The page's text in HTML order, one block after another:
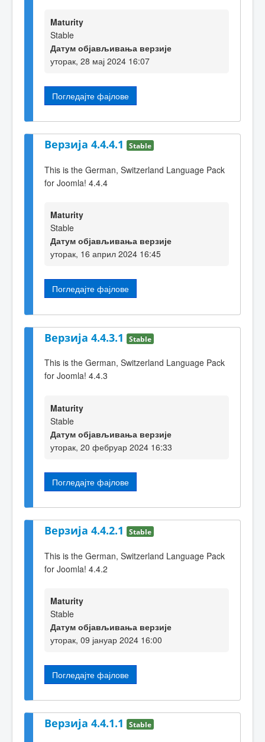
Maturity
Stable
Датум објављивања верзије
уторак, 28 мај 2024 16:07
Погледајте фајлове
Верзија 4.4.4.1 Stable
This is the German, Switzerland Language Pack
for Joomla! 4.4.4
Maturity
Stable
Датум објављивања верзије
уторак, 16 април 2024 16:45
Погледајте фајлове
Верзија 4.4.3.1 Stable
This is the German, Switzerland Language Pack
for Joomla! 4.4.3
Maturity
Stable
Датум објављивања верзије
уторак, 20 фебруар 2024 16:33
Погледајте фајлове
Верзија 4.4.2.1 Stable
This is the German, Switzerland Language Pack
for Joomla! 4.4.2
Maturity
Stable
Датум објављивања верзије
уторак, 09 јануар 2024 16:00
Погледајте фајлове
Верзија 4.4.1.1 Stable